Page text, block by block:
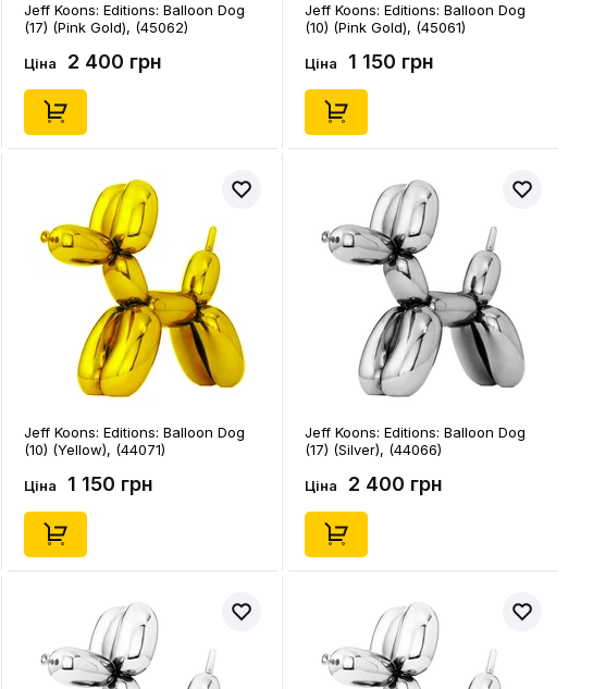
Jeff Koons: Editions: Balloon Dog
(17) (Pink Gold), (45062)
Ціна 2 400 грн
Jeff Koons: Editions: Balloon Dog
(10) (Pink Gold), (45061)
Ціна 1 150 грн
Jeff Koons: Editions: Balloon Dog
(10) (Yellow), (44071)
Ціна 1 150 грн
Jeff Koons: Editions: Balloon Dog
(17) (Silver), (44066)
Ціна 2 400 грн